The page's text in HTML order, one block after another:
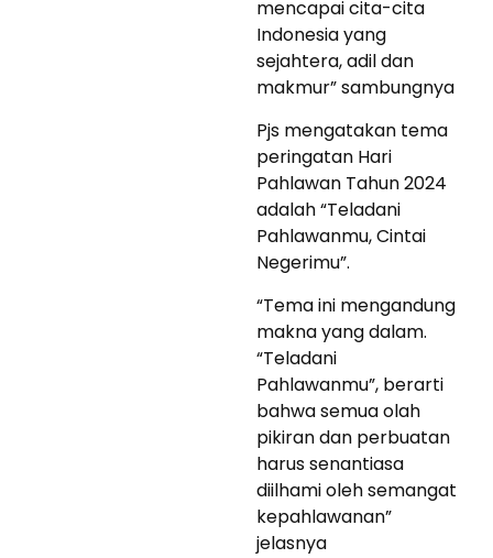
mencapai cita-cita
Indonesia yang
sejahtera, adil dan
makmur” sambungnya
Pjs mengatakan tema
peringatan Hari
Pahlawan Tahun 2024
adalah “Teladani
Pahlawanmu, Cintai
Negerimu”.
“Tema ini mengandung
makna yang dalam.
“Teladani
Pahlawanmu”, berarti
bahwa semua olah
pikiran dan perbuatan
harus senantiasa
diilhami oleh semangat
kepahlawanan”
jelasnya